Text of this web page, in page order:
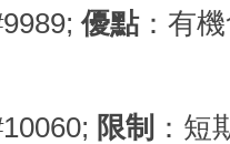
優點：有
限制
：短